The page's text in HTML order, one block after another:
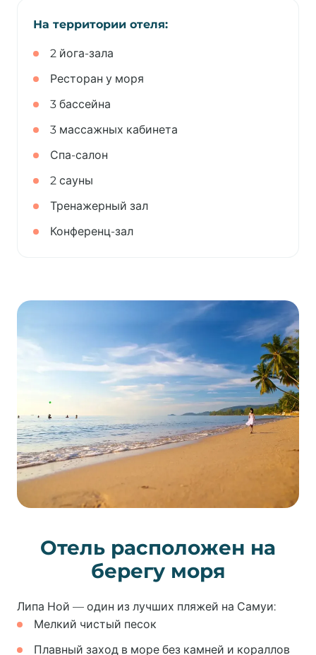
На территории отеля:
2 йога-зала
Ресторан у моря
3 бассейна
3 массажных кабинета
Спа-салон
2 сауны
Тренажерный зал
Конференц-зал
Отель расположен на
берегу моря
Липа Ной — один из лучших пляжей на Самуи:
Мелкий чистый песок
Плавный заход в море без камней и кораллов